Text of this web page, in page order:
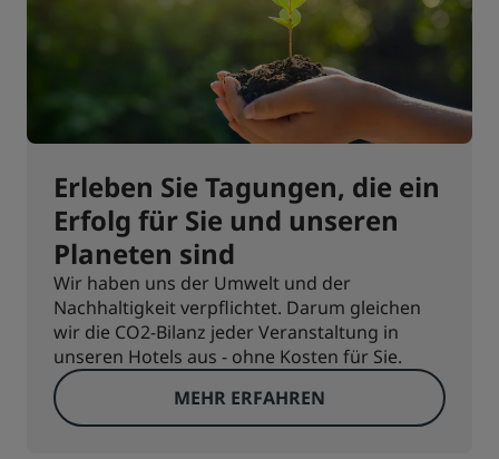
Erleben Sie Tagungen, die ein
Erfolg für Sie und unseren
Planeten sind
Wir haben uns der Umwelt und der
Nachhaltigkeit verpflichtet. Darum gleichen
wir die CO2-Bilanz jeder Veranstaltung in
unseren Hotels aus - ohne Kosten für Sie.
MEHR ERFAHREN